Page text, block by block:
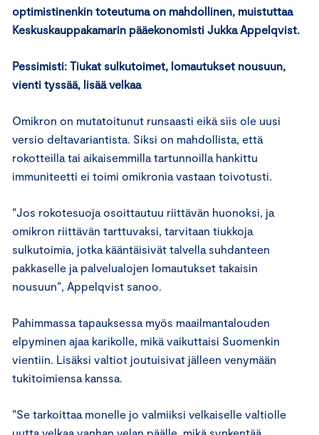
optimistinenkin toteutuma on mahdollinen, muistuttaa
Keskuskauppakamarin pääekonomisti Jukka Appelqvist.
Pessimisti: Tiukat sulkutoimet, lomautukset nousuun,
vienti tyssää, lisää velkaa
Omikron on mutatoitunut runsaasti eikä siis ole uusi
versio deltavariantista. Siksi on mahdollista, että
rokotteilla tai aikaisemmilla tartunnoilla hankittu
immuniteetti ei toimi omikronia vastaan toivotusti.
”Jos rokotesuoja osoittautuu riittävän huonoksi, ja
omikron riittävän tarttuvaksi, tarvitaan tiukkoja
sulkutoimia, jotka kääntäisivät talvella suhdanteen
pakkaselle ja palvelualojen lomautukset takaisin
nousuun”, Appelqvist sanoo.
Pahimmassa tapauksessa myös maailmantalouden
elpyminen ajaa karikolle, mikä vaikuttaisi Suomenkin
vientiin. Lisäksi valtiot joutuisivat jälleen venymään
tukitoimiensa kanssa.
”Se tarkoittaa monelle jo valmiiksi velkaiselle valtiolle